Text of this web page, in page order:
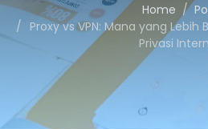
Home
Proxy vs VPN: Mana yang
Privasi